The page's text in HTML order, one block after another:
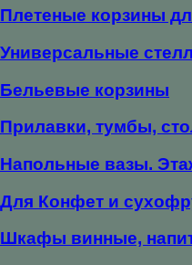
Плетеные корзины
Универсальные
Бельевые корзины
Прилавки, тумбы,
Напольные вазы.
Для Конфет и
Шкафы винные,